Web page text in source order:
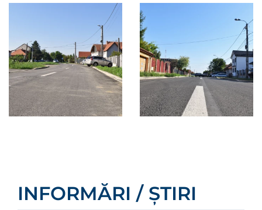
INFORMĂRI / ȘTIRI